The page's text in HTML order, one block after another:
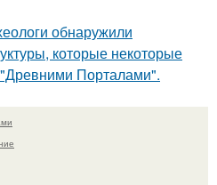
обнаружили
которые некоторые
Порталами".